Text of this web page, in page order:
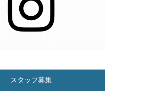
スタッフ募集